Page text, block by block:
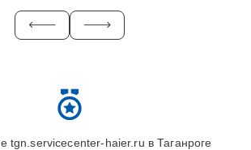
tgn.servicecenter-haier.ru в Таганроге